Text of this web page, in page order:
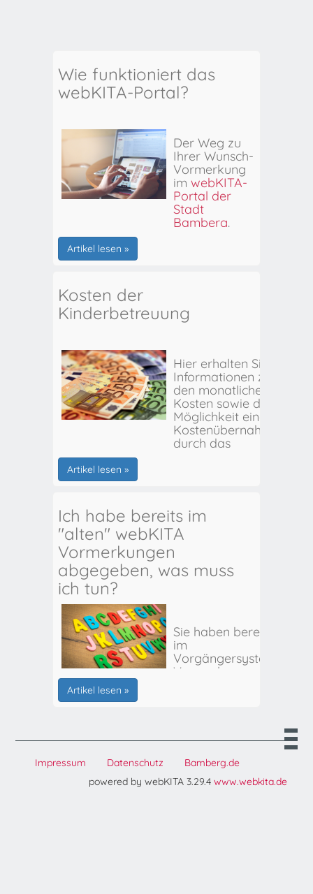
Wie funktioniert das
webKITA-Portal?
Der Weg zu
Ihrer Wunsch-
Vormerkung
im webKITA-
Portal der
Stadt
Bamberg.
Artikel lesen »
Kosten der
Kinderbetreuung
Hier erhalten Sie
Informationen zu
den monatlichen
Kosten sowie der
Möglichkeit einer
Kostenübernahme
durch das
Artikel lesen »
Ich habe bereits im
"alten" webKITA
Vormerkungen
abgegeben, was muss
ich tun?
Sie haben bereits
im
Vorgängersystem
Vormerkungen
Artikel lesen »
Impressum Datenschutz
Bamberg.de
powered by webKITA 3.29.4 www.webkita.de